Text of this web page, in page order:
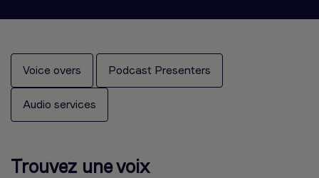
Voice overs Podcast Presenters
Audio services
Trouvez une voix